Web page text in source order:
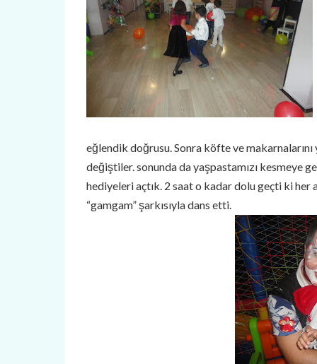
eğlendik doğrusu. Sonra köfte ve
değiştiler. sonunda da yaşpastamızı kesmeye
hediyeleri açtık. 2 saat o kadar dolu geçti ki her
“gamgam” şarkısıyla dans etti.